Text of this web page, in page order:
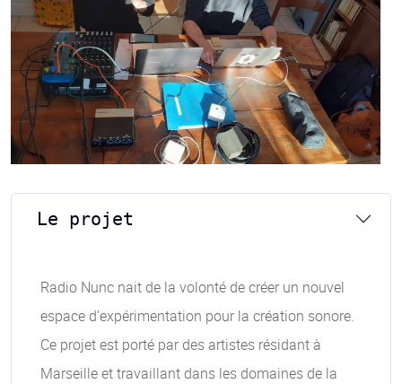
Le projet
Radio Nunc nait de la volonté de créer un nouvel
espace d’expérimentation pour la création sonore.
Ce projet est porté par des artistes résidant à
Marseille et travaillant dans les domaines de la